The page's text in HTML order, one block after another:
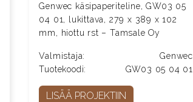
Genwec käsipaperiteline, GW03 05
04 01, lukittava, 279 x 389 x 102
mm, hiottu rst – Tamsale Oy
Valmistaja:
Genwec
Tuotekoodi:
GW03 05 04 01
LISÄÄ PROJEKTIIN